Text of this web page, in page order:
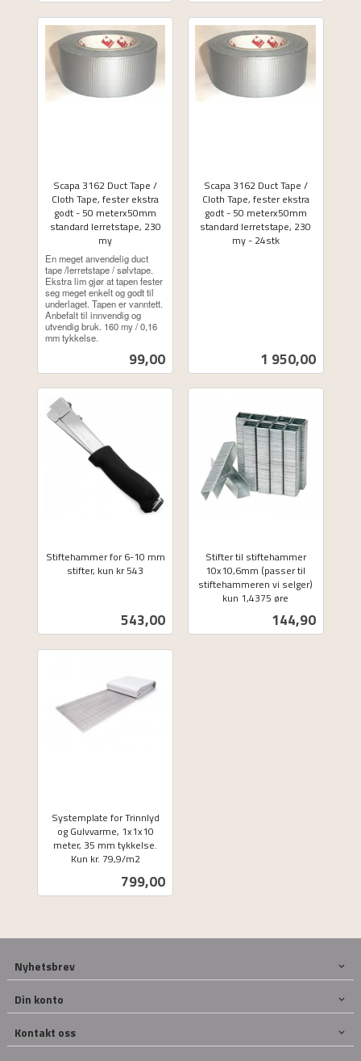
Scapa 3162 Duct Tape /
Cloth Tape, fester ekstra
godt - 50 meterx50mm
standard lerretstape, 230
my
Pris
99,00
ekskl.
mva.
En meget anvendelig duct
tape /lerretstape / sølvtape.
Ekstra lim gjør at tapen fester
seg meget enkelt og godt til
underlaget. Tapen er vanntett.
Anbefalt til innvendig og
utvendig bruk. 160 my / 0,16
mm tykkelse.
Scapa 3162 Duct Tape /
Cloth Tape, fester ekstra
godt - 50 meterx50mm
standard lerretstape, 230
my - 24stk
Pris
1 950,00
Stiftehammer for 6-10 mm
stifter, kun kr 543
Pris
543,00
Stifter til stiftehammer
10x10,6mm (passer til
stiftehammeren vi selger)
kun 1,4375 øre
Pris
144,90
Systemplate for Trinnlyd
og Gulvvarme, 1x1x10
meter, 35 mm tykkelse.
Kun kr. 79,9/m2
Pris
799,00
Nyhetsbrev
Din konto
Kontakt oss